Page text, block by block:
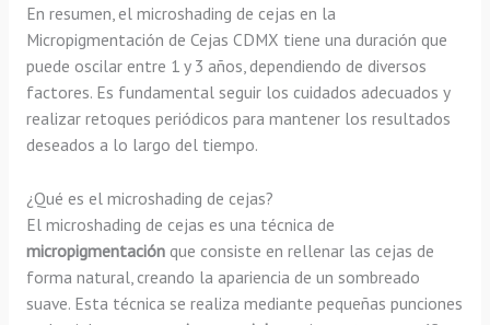
En resumen, el microshading de cejas en la
Micropigmentación de Cejas CDMX tiene una duración que
puede oscilar entre 1 y 3 años, dependiendo de diversos
factores. Es fundamental seguir los cuidados adecuados y
realizar retoques periódicos para mantener los resultados
deseados a lo largo del tiempo.
¿Qué es el microshading de cejas?
El microshading de cejas es una técnica de
micropigmentaciónque consiste en rellenar las cejas de
forma natural, creando la apariencia de un sombreado
suave. Esta técnica se realiza mediante pequeñas punciones